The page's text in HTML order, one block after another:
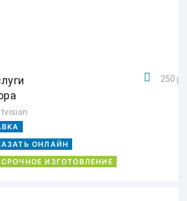
ОНЛАЙН
ИЗГОТОВЛЕНИЕ
250